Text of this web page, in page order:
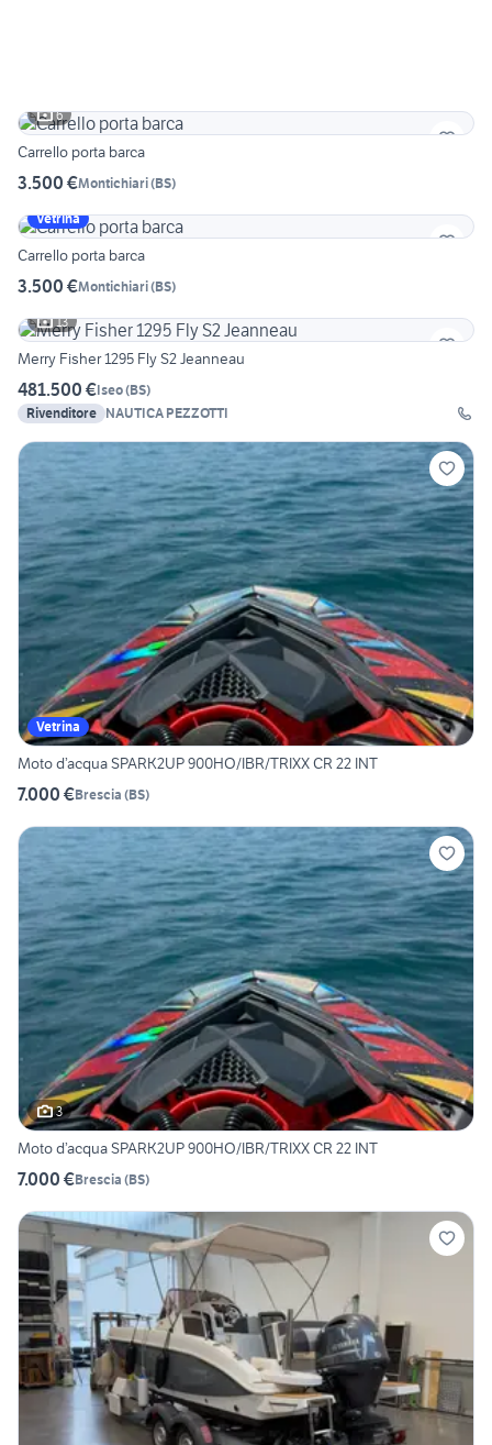
6
Carrello porta barca
3.500 €Montichiari(BS)
Vetrina
Carrello porta barca
3.500 €Montichiari(BS)
13
Merry Fisher 1295 Fly S2 Jeanneau
481.500 €Iseo(BS)
Rivenditore NAUTICA PEZZOTTI
Vetrina
Moto d’acqua SPARK2UP 900HO/IBR/TRIXX CR 22 INT
7.000 €Brescia (BS)
3
Moto d’acqua SPARK2UP 900HO/IBR/TRIXX CR 22 INT
7.000 €Brescia (BS)